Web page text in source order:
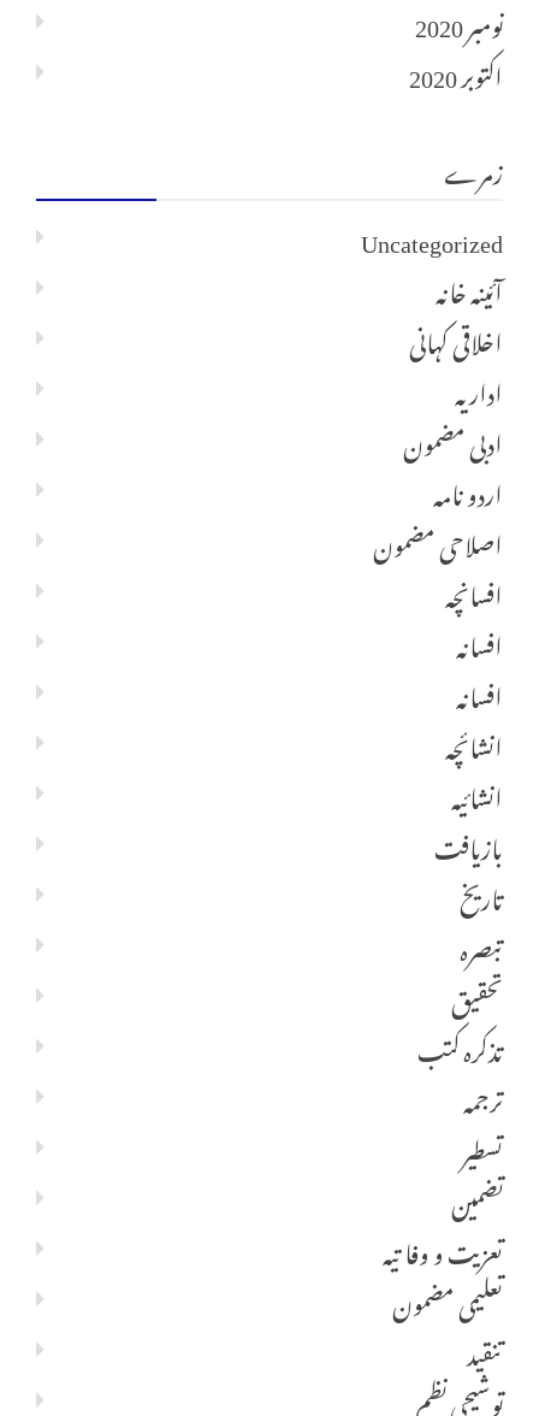
نومبر 2020
اکتوبر 2020
زمرے
Uncategorized
آئینہ خانہ
اخلاقی کہانی
اداریہ
ادبی مضمون
اردو نامہ
اصلاحی مضمون
افسانچہ
افسانہ
افسانہ
انشائچہ
انشائیہ
بازیافت
تاریخ
تبصرہ
تحقیق
تذکرہ کتب
ترجمہ
تسطیر
تضمین
تعزیت و وفا تیہ
تعلیمی مضمون
تنقید
توشیحی نظم